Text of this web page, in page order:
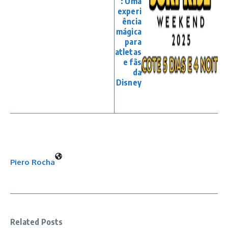
experi
ência
mágica
para
atletas
e fãs
da
Disney
Piero Rocha
Related Posts